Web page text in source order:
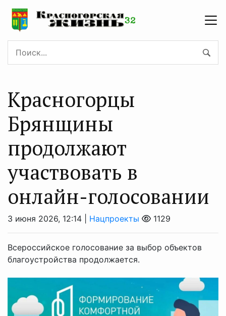
Красногорцы
Брянщины
продолжают
участвовать в
онлайн-голосовании
3 июня 2026, 12:14 | Нацпроекты 1129
Всероссийское голосование за выбор объектов
благоустройства продолжается.